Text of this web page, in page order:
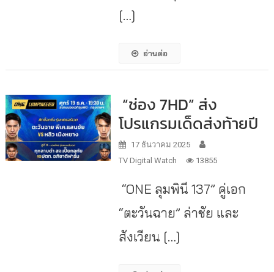
[…]
อ่านต่อ
“ช่อง 7HD” ส่ง
โปรแกรมเด็ดส่งท้ายปี
17 ธันวาคม 2025
TV Digital Watch
13855
“ONE ลุมพินี 137” คู่เอก
“ตะวันฉาย” ล่าชัย และ
สังเวียน […]